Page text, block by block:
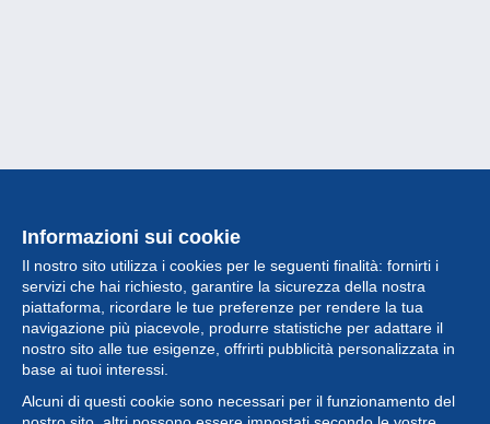
Informazioni sui cookie
Il nostro sito utilizza i cookies per le seguenti finalità: fornirti i
servizi che hai richiesto, garantire la sicurezza della nostra
piattaforma, ricordare le tue preferenze per rendere la tua
navigazione più piacevole, produrre statistiche per adattare il
nostro sito alle tue esigenze, offrirti pubblicità personalizzata in
base ai tuoi interessi.
Alcuni di questi cookie sono necessari per il funzionamento del
Collezione
Novità